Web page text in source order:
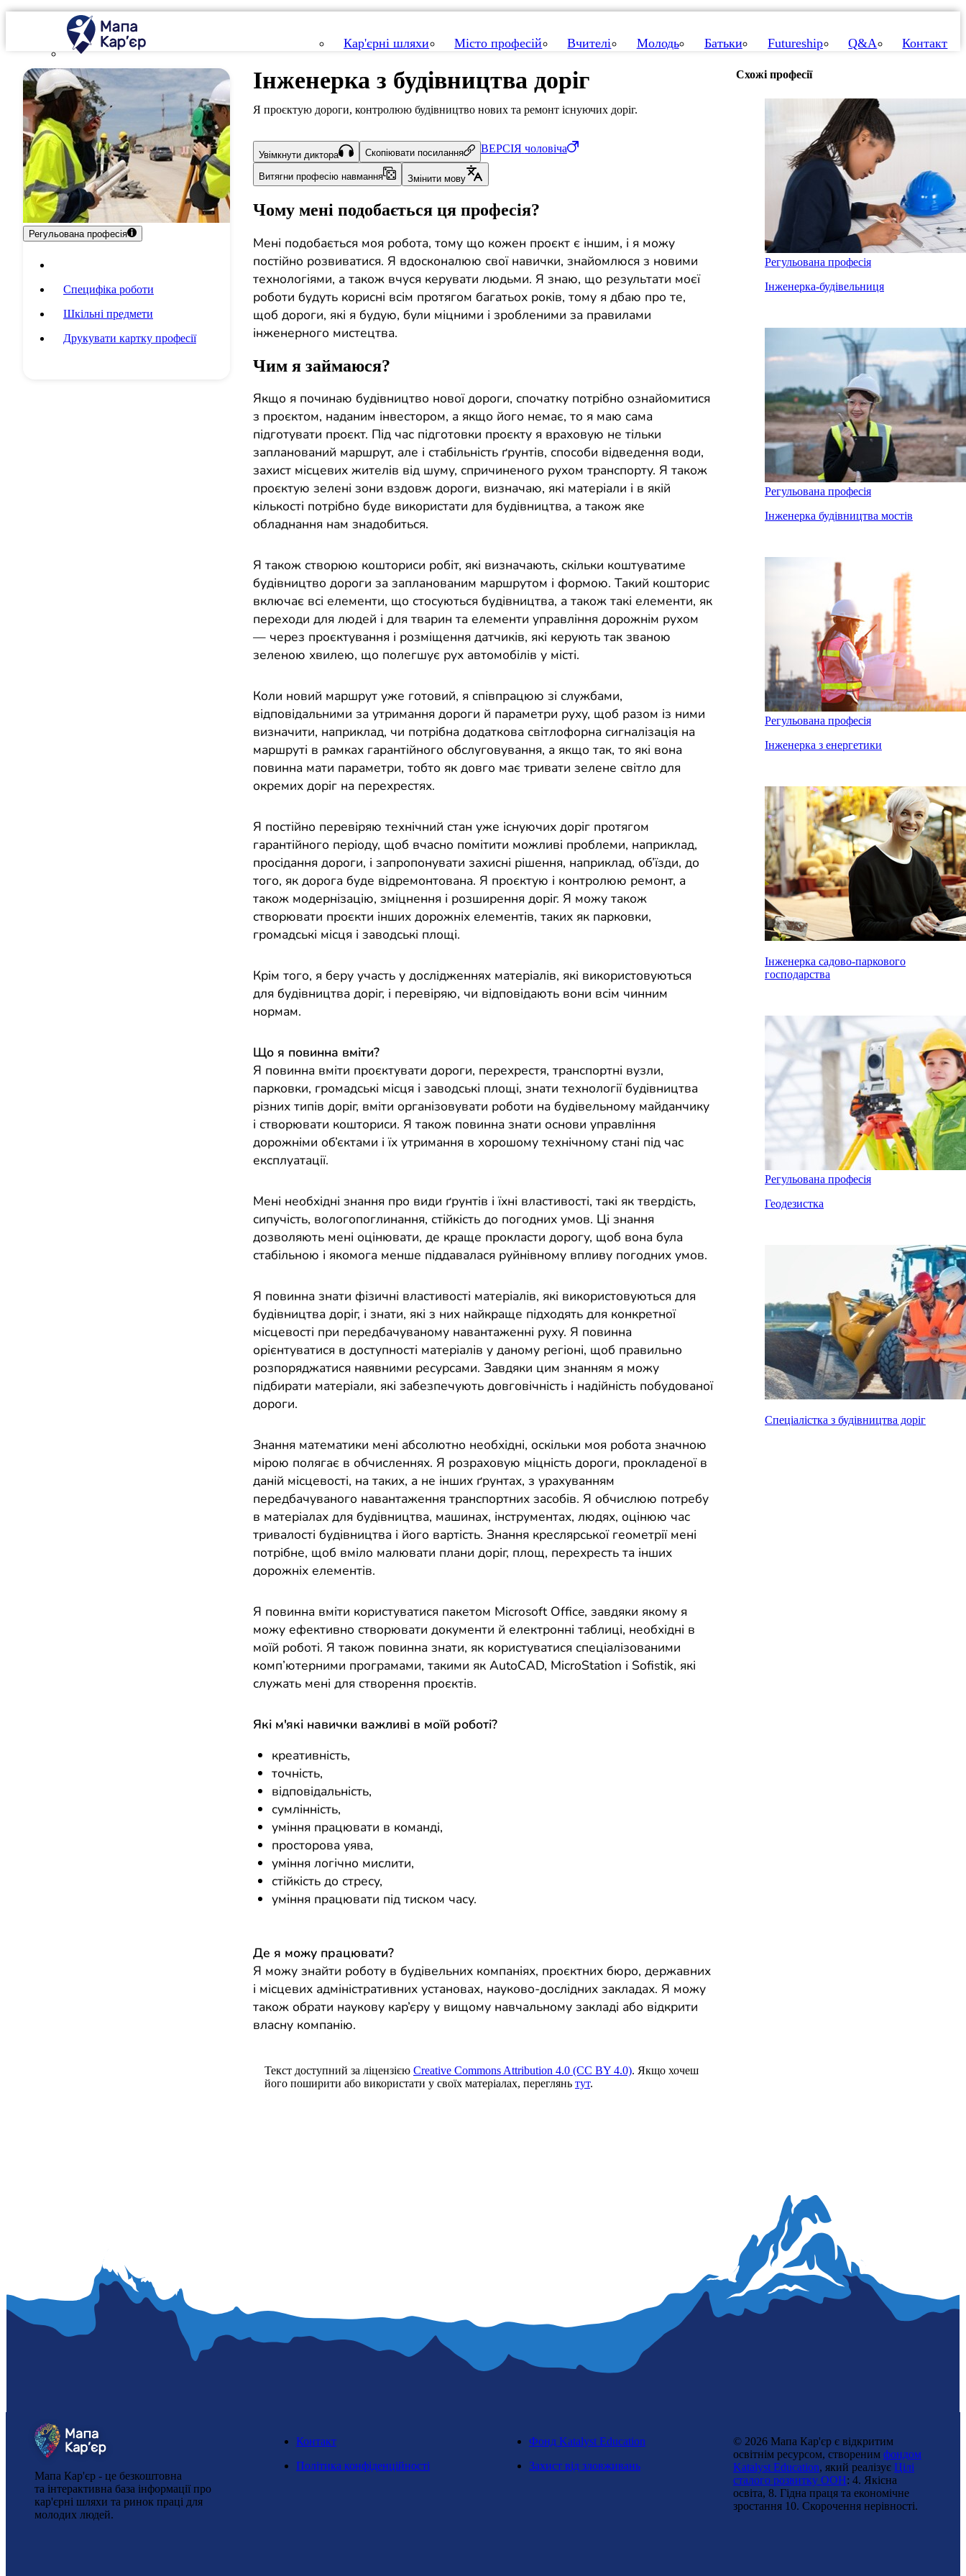
Кар'єрні шляхи Місто професій Вчителі Молодь Батьки Futureship Q&A Контакт
Регульована професія
Специфіка роботи
Шкільні предмети
Друкувати картку професії
Інженерка з будівництва доріг
Я проєктую дороги, контролюю будівництво нових та ремонт існуючих доріг.
Увімкнути диктора Скопіювати посилання ВЕРСІЯ чоловіча
Витягни професію навмання Змінити мову
Чому мені подобається ця професія?
Мені подобається моя робота, тому що кожен проєкт є іншим, і я можу
постійно розвиватися. Я вдосконалюю свої навички, знайомлюся з новими
технологіями, а також вчуся керувати людьми. Я знаю, що результати моєї
роботи будуть корисні всім протягом багатьох років, тому я дбаю про те,
щоб дороги, які я будую, були міцними і зробленими за правилами
інженерного мистецтва.
Чим я займаюся?
Якщо я починаю будівництво нової дороги, спочатку потрібно ознайомитися
з проєктом, наданим інвестором, а якщо його немає, то я маю сама
підготувати проєкт. Під час підготовки проєкту я враховую не тільки
запланований маршрут, але і стабільність ґрунтів, способи відведення води,
захист місцевих жителів від шуму, спричиненого рухом транспорту. Я також
проєктую зелені зони вздовж дороги, визначаю, які матеріали і в якій
кількості потрібно буде використати для будівництва, а також яке
обладнання нам знадобиться.
Я також створюю кошториси робіт, які визначають, скільки коштуватиме
будівництво дороги за запланованим маршрутом і формою. Такий кошторис
включає всі елементи, що стосуються будівництва, а також такі елементи, як
переходи для людей і для тварин та елементи управління дорожнім рухом
— через проєктування і розміщення датчиків, які керують так званою
зеленою хвилею, що полегшує рух автомобілів у місті.
Коли новий маршрут уже готовий, я співпрацюю зі службами,
відповідальними за утримання дороги й параметри руху, щоб разом із ними
визначити, наприклад, чи потрібна додаткова світлофорна сигналізація на
маршруті в рамках гарантійного обслуговування, а якщо так, то які вона
повинна мати параметри, тобто як довго має тривати зелене світло для
окремих доріг на перехрестях.
Я постійно перевіряю технічний стан уже існуючих доріг протягом
гарантійного періоду, щоб вчасно помітити можливі проблеми, наприклад,
просідання дороги, і запропонувати захисні рішення, наприклад, об’їзди, до
того, як дорога буде відремонтована. Я проєктую і контролюю ремонт, а
також модернізацію, зміцнення і розширення доріг. Я можу також
створювати проєкти інших дорожніх елементів, таких як парковки,
громадські місця і заводські площі.
Крім того, я беру участь у дослідженнях матеріалів, які використовуються
для будівництва доріг, і перевіряю, чи відповідають вони всім чинним
нормам.
Що я повинна вміти?
Я повинна вміти проєктувати дороги, перехрестя, транспортні вузли,
парковки, громадські місця і заводські площі, знати технології будівництва
різних типів доріг, вміти організовувати роботи на будівельному майданчику
і створювати кошториси. Я також повинна знати основи управління
дорожніми об’єктами і їх утримання в хорошому технічному стані під час
експлуатації.
Мені необхідні знання про види ґрунтів і їхні властивості, такі як твердість,
сипучість, вологопоглинання, стійкість до погодних умов. Ці знання
дозволяють мені оцінювати, де краще прокласти дорогу, щоб вона була
стабільною і якомога менше піддавалася руйнівному впливу погодних умов.
Я повинна знати фізичні властивості матеріалів, які використовуються для
будівництва доріг, і знати, які з них найкраще підходять для конкретної
місцевості при передбачуваному навантаженні руху. Я повинна
орієнтуватися в доступності матеріалів у даному регіоні, щоб правильно
розпоряджатися наявними ресурсами. Завдяки цим знанням я можу
підбирати матеріали, які забезпечують довговічність і надійність побудованої
дороги.
Знання математики мені абсолютно необхідні, оскільки моя робота значною
мірою полягає в обчисленнях. Я розраховую міцність дороги, прокладеної в
даній місцевості, на таких, а не інших ґрунтах, з урахуванням
передбачуваного навантаження транспортних засобів. Я обчислюю потребу
в матеріалах для будівництва, машинах, інструментах, людях, оцінюю час
тривалості будівництва і його вартість. Знання креслярської геометрії мені
потрібне, щоб вміло малювати плани доріг, площ, перехресть та інших
дорожніх елементів.
Я повинна вміти користуватися пакетом Microsoft Office, завдяки якому я
можу ефективно створювати документи й електронні таблиці, необхідні в
моїй роботі. Я також повинна знати, як користуватися спеціалізованими
комп’ютерними програмами, такими як AutoCAD, MicroStation і Sofistik, які
служать мені для створення проєктів.
Які м'які навички важливі в моїй роботі?
креативність,
точність,
відповідальність,
сумлінність,
уміння працювати в команді,
просторова уява,
уміння логічно мислити,
стійкість до стресу,
уміння працювати під тиском часу.
Де я можу працювати?
Я можу знайти роботу в будівельних компаніях, проєктних бюро, державних
і місцевих адміністративних установах, науково-дослідних закладах. Я можу
також обрати наукову кар’єру у вищому навчальному закладі або відкрити
власну компанію.
Текст доступний за ліцензією Creative Commons Attribution 4.0 (CC BY 4.0). Якщо хочеш
його поширити або використати у своїх матеріалах, переглянь тут.
Схожі професії
Регульована професія
Інженерка-будівельниця
Регульована професія
Інженерка будівництва мостів
Регульована професія
Інженерка з енергетики
Інженерка садово-паркового
господарства
Регульована професія
Геодезистка
Спеціалістка з будівництва доріг
Мапа Кар'єр - це безкоштовна
та інтерактивна база інформації про
кар'єрні шляхи та ринок праці для
молодих людей.
Контакт
Політика конфіденційності
Фонд Katalyst Education
Захист від зловживань
© 2026 Мапа Кар'єр є відкритим
освітнім ресурсом, створеним фондом
Katalyst Education, який реалізує Цілі
сталого розвитку ООН: 4. Якісна
освіта, 8. Гідна праця та економічне
зростання 10. Cкорочення нерівності.